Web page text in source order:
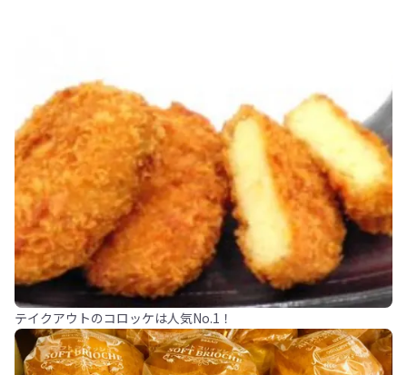
テイクアウトのコロッケは人気No.1！